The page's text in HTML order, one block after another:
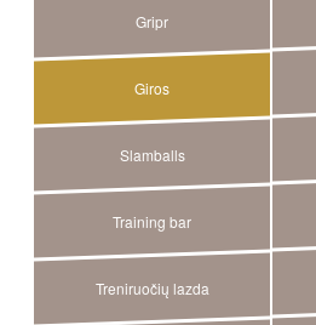
Gripr
Giros
Slamballs
Training bar
Treniruočių lazda